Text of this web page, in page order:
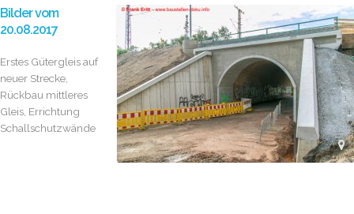
Bilder vom
20.08.2017
Erstes Gütergleis auf
neuer Strecke,
Rückbau mittleres
Gleis, Errichtung
Schallschutzwände